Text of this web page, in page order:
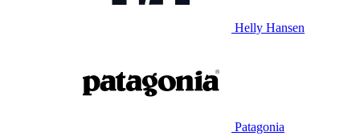
Helly Hansen
Patagonia